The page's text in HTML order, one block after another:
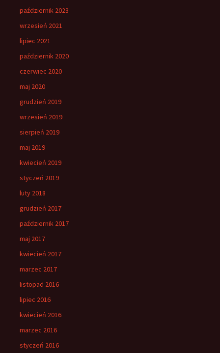
październik 2023
wrzesień 2021
lipiec 2021
październik 2020
czerwiec 2020
maj 2020
grudzień 2019
wrzesień 2019
sierpień 2019
maj 2019
kwiecień 2019
styczeń 2019
luty 2018
grudzień 2017
październik 2017
maj 2017
kwiecień 2017
marzec 2017
listopad 2016
lipiec 2016
kwiecień 2016
marzec 2016
styczeń 2016